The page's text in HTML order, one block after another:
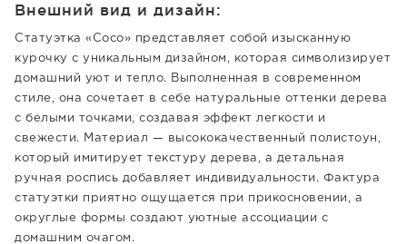
Внешний вид и дизайн:
Статуэтка «Coco» представляет собой изысканную
курочку с уникальным дизайном, которая символизирует
домашний уют и тепло. Выполненная в современном
стиле, она сочетает в себе натуральные оттенки дерева
с белыми точками, создавая эффект легкости и
свежести. Материал — высококачественный полистоун,
который имитирует текстуру дерева, а детальная
ручная роспись добавляет индивидуальности. Фактура
статуэтки приятно ощущается при прикосновении, а
округлые формы создают уютные ассоциации с
домашним очагом.